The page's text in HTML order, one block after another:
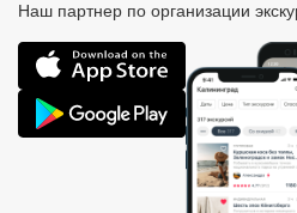
Наш партнер по организации